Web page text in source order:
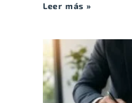
Leer más »